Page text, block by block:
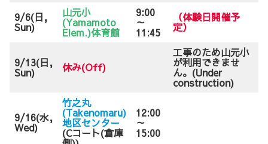
9/6(日,
Sun)
山元小
(Yamamoto
Elem.)体育館
9:00
～
11:45
（体験日開催予
定）
9/13(日,
Sun) 休み(Off)
工事のため山元小
が利用できませ
ん。(Under
construction)
9/16(水,
Wed)
竹之丸
(Takenomaru)
地区センター
(Cコート(倉庫
12:00
～
15:00